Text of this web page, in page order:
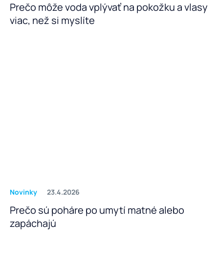
Prečo môže voda vplývať na pokožku a vlasy
viac, než si myslíte
Novinky 23.4.2026
Prečo sú poháre po umytí matné alebo
zapáchajú